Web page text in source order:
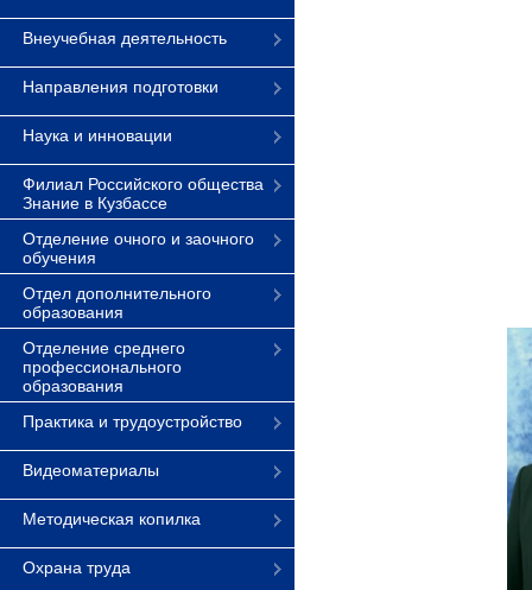
Внеучебная деятельность
Направления подготовки
Наука и инновации
Филиал Российского общества
Знание в Кузбассе
Отделение очного и заочного
обучения
Отдел дополнительного
образования
Отделение среднего
профессионального
образования
Практика и трудоустройство
Видеоматериалы
Методическая копилка
Охрана труда